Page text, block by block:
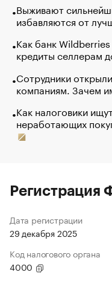
Выживают
избавляются от
Как банк
кредиты селлерам
Сотрудники
компаниям. Зачем
Как налоговики
неработающих
Регистрация
Дата регистрации
29 декабря 2025
Код налогового органа
4000